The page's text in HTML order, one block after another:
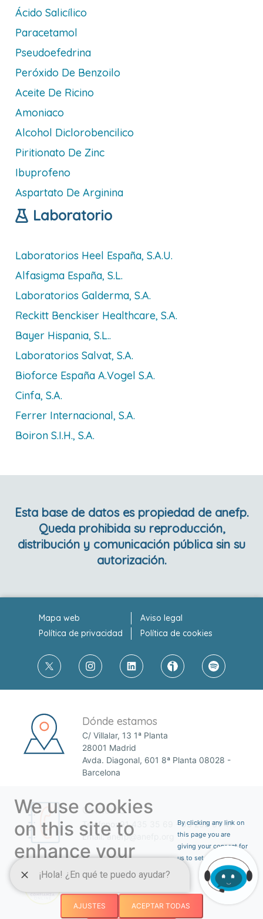
Ácido Salicílico
Paracetamol
Pseudoefedrina
Peróxido De Benzoilo
Aceite De Ricino
Amoniaco
Alcohol Diclorobencilico
Piritionato De Zinc
Ibuprofeno
Aspartato De Arginina
Laboratorio
Laboratorios Heel España, S.a.u.
Alfasigma España, S.l.
Laboratorios Galderma, S.a.
Reckitt Benckiser Healthcare, S.a.
Bayer Hispania, S.l..
Laboratorios Salvat, S.a.
Bioforce España A.vogel S.a.
Cinfa, S.a.
Ferrer Internacional, S.a.
Boiron S.i.h., S.a.
Esta base de datos es propiedad de anefp.
Queda prohibida su reproducción,
distribución y comunicación pública sin su
autorización.
Mapa web
Aviso legal
Política de privacidad
Política de cookies
Dónde estamos
C/ Villalar, 13 1ª Planta
28001 Madrid
Avda. Diagonal, 601 8ª Planta 08028 -
Barcelona
Contacto
Teléfono:91 435 35 69 -93 255 61 47
Email:anefp@anefp.org
We use cookies
on this site to
enhance your
user experience
By clicking any link on
this page you are
giving your consent for
us to set cookies.
AJUSTES ACEPTAR TODAS